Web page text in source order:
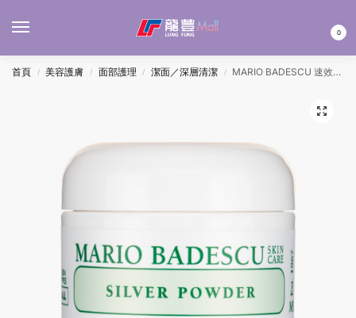
0
首頁 / 美容護膚 / 面部護理 / 潔面／深層清潔 / MARIO BADESCU 速效吸油去黑頭粉 16G